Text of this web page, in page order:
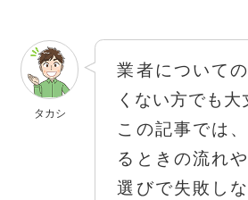
業者について
くない方でも大
この記事では
るときの流れ
選びで失敗し
タカシ